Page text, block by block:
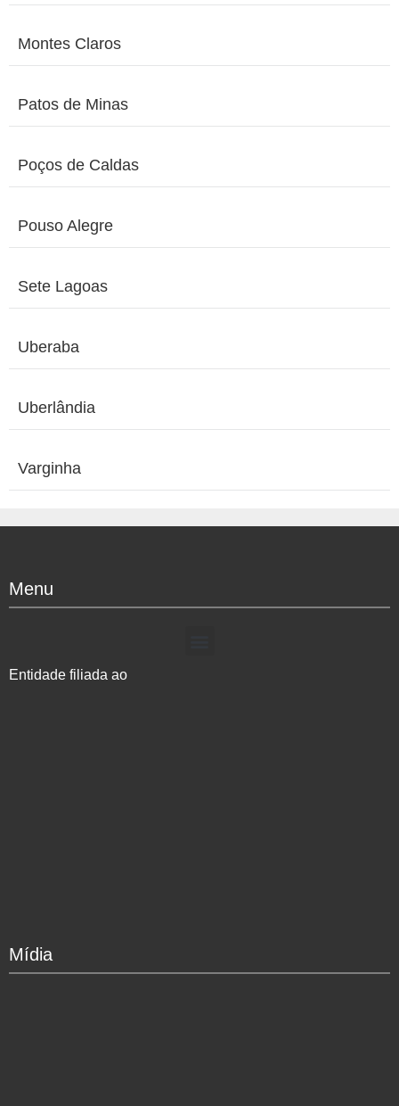
Montes Claros
Patos de Minas
Poços de Caldas
Pouso Alegre
Sete Lagoas
Uberaba
Uberlândia
Varginha
Menu
Entidade filiada ao
Mídia